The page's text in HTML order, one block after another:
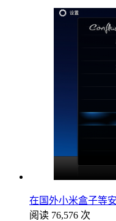
在国外小米盒子等
阅读 76,576 次